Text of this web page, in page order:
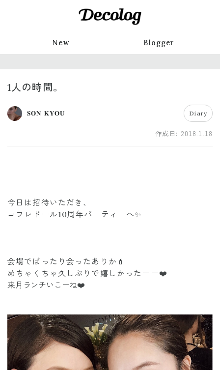
New Blogger
1人の時間。
𝐒𝐎𝐍 𝐊𝐘𝐎𝐔 Diary
作成日: 2018.1.18
今日は招待いただき、
コフレドール10周年パーティーへ✨
会場でばったり会ったありか💄
めちゃくちゃ久しぶりで嬉しかったーー❤️
来月ランチいこーね❤️